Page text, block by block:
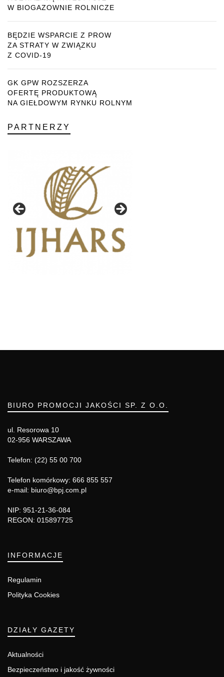
W BIOGAZOWNIE ROLNICZE
BĘDZIE WSPARCIE Z PROW
ZA STRATY W ZWIĄZKU
Z COVID-19
GK GPW ROZSZERZA
OFERTĘ PRODUKTOWĄ
NA GIEŁDOWYM RYNKU ROLNYM
PARTNERZY
BIURO PROMOCJI JAKOŚCI SP. Z O.O.
ul. Resorowa 10
02-956 WARSZAWA
Telefon: (22) 55 00 700
Telefon komórkowy: 666 855 557
e-mail: biuro@bpj.com.pl
NIP: 951-21-36-084
REGON: 015897725
INFORMACJE
Regulamin
Polityka Cookies
DZIAŁY GAZETY
Aktualności
Bezpieczeństwo i jakość żywności